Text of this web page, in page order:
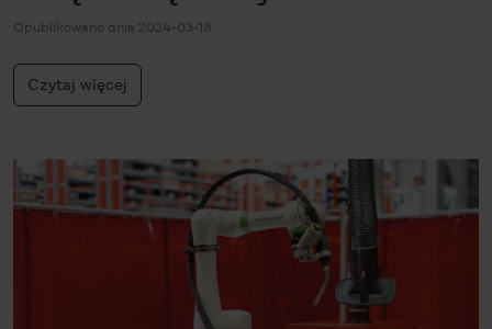
Opublikowano dnia 2024-03-18
Czytaj więcej